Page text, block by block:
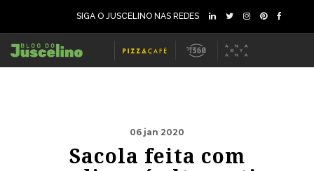
SIGA O JUSCELINO NAS REDES
06 jan 2020
Sacola feita com